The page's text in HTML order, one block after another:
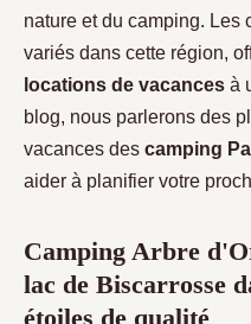
nature et du camping. Les
variés dans cette région,
locations de vacances à
blog, nous parlerons des
vacances des camping
aider à planifier votre
Camping Arbre
lac de Biscarrosse
étoiles de qualité